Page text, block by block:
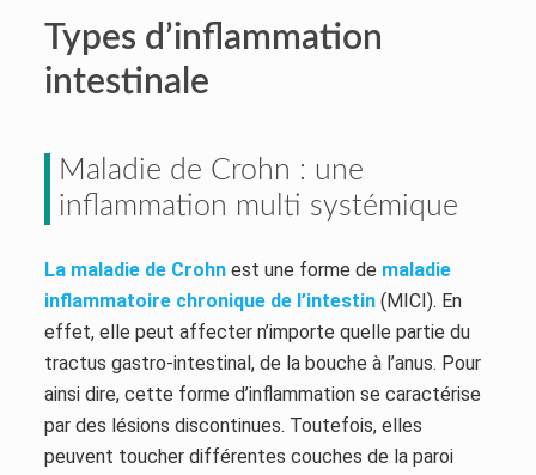
Types d’inflammation
intestinale
Maladie de Crohn : une
inflammation multi systémique
La maladie de Crohnest une forme de maladie
inflammatoire chronique de l’intestin(MICI). En
effet, elle peut affecter n’importe quelle partie du
tractus gastro-intestinal, de la bouche à l’anus. Pour
ainsi dire, cette forme d’inflammation se caractérise
par des lésions discontinues. Toutefois, elles
peuvent toucher différentes couches de la paroi